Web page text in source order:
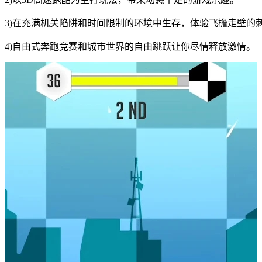
3)在充满机关陷阱和时间限制的环境中生存，体验飞檐走壁的
4)自由式奔跑竞赛和城市世界的自由跳跃让你尽情释放激情。